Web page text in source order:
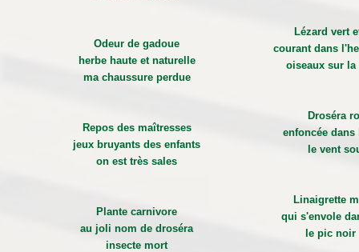
Odeur de gadoue
herbe haute et naturelle
ma chaussure perdue
Repos des maîtresses
jeux bruyants des enfants
on est très sales
Plante carnivore
au joli nom de droséra
insecte mort
Lézard vert
courant dans
oiseaux sur la
Droséra
enfoncée dans
le vent
Linaigrette
qui s'envole
le pic noir